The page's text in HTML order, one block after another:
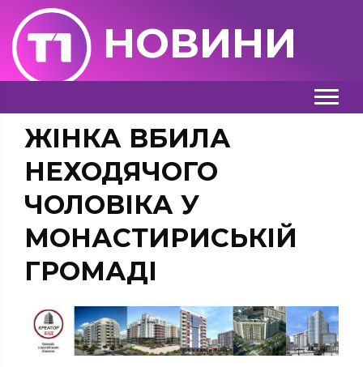
НОВИНИ
ЖІНКА ВБИЛА
НЕХОДЯЧОГО
ЧОЛОВІКА У
МОНАСТИРИСЬКІЙ
ГРОМАДІ